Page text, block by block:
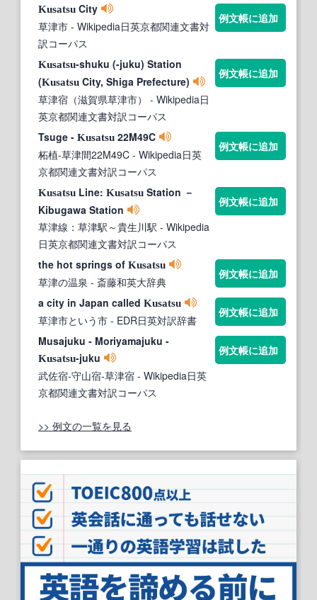
Kusatsu City
草津市 - Wikipedia日英京都関連文書対
訳コーパス
例文帳に追加
Kusatsu-shuku (-juku) Station
(Kusatsu City, Shiga Prefecture)
草津宿（滋賀県草津市）
- Wikipedia日
英京都関連文書対訳コーパス
例文帳に追加
Tsuge - Kusatsu 22M49C
柘植-草津間22M49C - Wikipedia日英
京都関連文書対訳コーパス
例文帳に追加
Kusatsu Line: Kusatsu Station －
Kibugawa Station
草津線：草津駅～貴生川駅 - Wikipedia
日英京都関連文書対訳コーパス
例文帳に追加
the hot springs of Kusatsu
草津の温泉 - 斎藤和英大辞典
例文帳に追加
a city in Japan called Kusatsu
草津市という市 - EDR日英対訳辞書
例文帳に追加
Musajuku - Moriyamajuku -
Kusatsu-juku
武佐宿-守山宿-草津宿 - Wikipedia日英
京都関連文書対訳コーパス
例文帳に追加
>> 例文の一覧を見る